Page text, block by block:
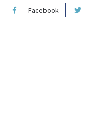
Facebook